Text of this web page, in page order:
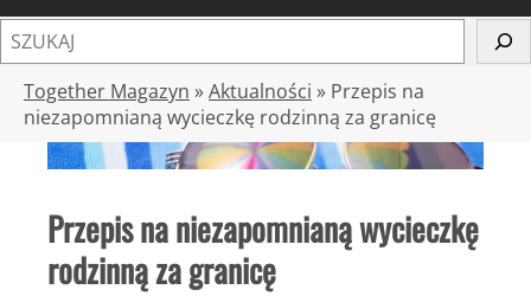
z
Together Magazyn »Aktualności » Przepis na
niezapomnianą wycieczkę rodzinną za granicę
Przepis na niezapomnianą wycieczkę
rodzinną za granicę